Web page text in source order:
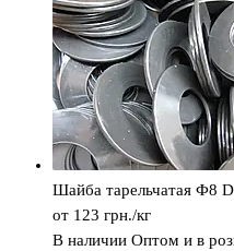
Шайба тарельчатая Ф8
от 123 грн./кг
В наличии Оптом и в